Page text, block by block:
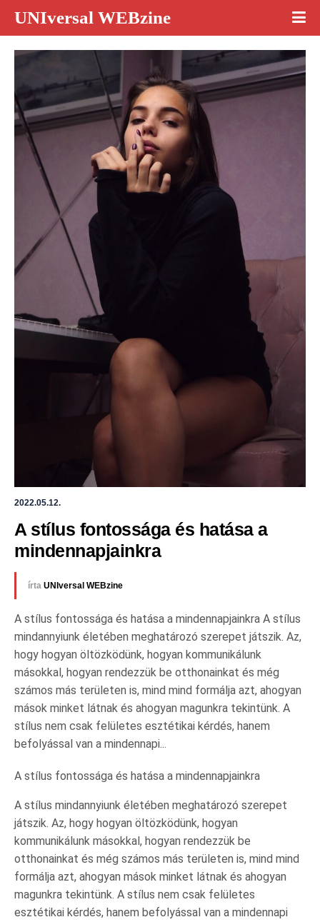
UNIversal WEBzine
2022.05.12.
A stílus fontossága és hatása a
mindennapjainkra
írta UNIversal WEBzine
A stílus fontossága és hatása a mindennapjainkra A stílus
mindannyiunk életében meghatározó szerepet játszik. Az,
hogy hogyan öltözködünk, hogyan kommunikálunk
másokkal, hogyan rendezzük be otthonainkat és még
számos más területen is, mind mind formálja azt, ahogyan
mások minket látnak és ahogyan magunkra tekintünk. A
stílus nem csak felületes esztétikai kérdés, hanem
befolyással van a mindennapi...
A stílus fontossága és hatása a mindennapjainkra
A stílus mindannyiunk életében meghatározó szerepet
játszik. Az, hogy hogyan öltözködünk, hogyan
kommunikálunk másokkal, hogyan rendezzük be
otthonainkat és még számos más területen is, mind mind
formálja azt, ahogyan mások minket látnak és ahogyan
magunkra tekintünk. A stílus nem csak felületes
esztétikai kérdés, hanem befolyással van a mindennapi